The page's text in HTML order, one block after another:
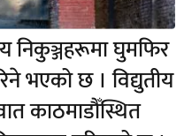
निकुञ्जहरूमा घुमफिर
भएको छ । विद्युतीय
काठमाडौँस्थित